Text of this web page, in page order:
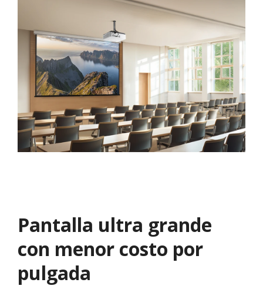
Pantalla ultra grande
con menor costo por
pulgada